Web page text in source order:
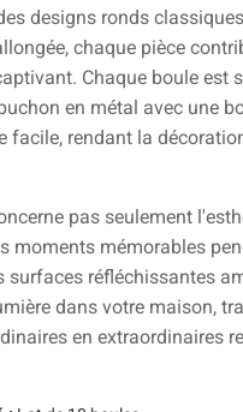
designs ronds
chaque pièce
Chaque boule est
en métal avec une
facile, rendant la
pas seulement
moments mémorables
surfaces réfléchissantes
dans votre maison,
en extraordinaires